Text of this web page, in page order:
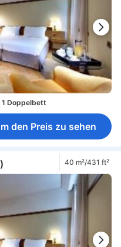
1 Doppelbett
den Preis zu sehen
40 m²/431 ft²